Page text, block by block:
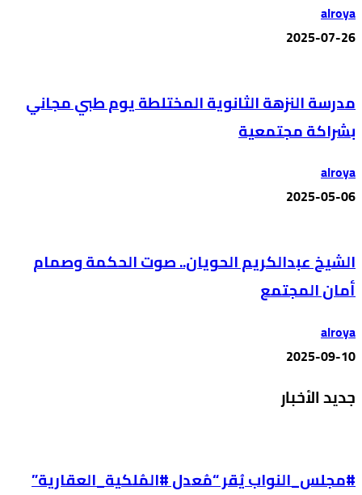
alroya
2025-07-26
مدرسة النزهة الثانوية المختلطة يوم طبي مجاني
بشراكة مجتمعية
alroya
2025-05-06
الشيخ عبدالكريم الحويان.. صوت الحكمة وصمام
أمان المجتمع
alroya
2025-09-10
جديد الأخبار
#مجلس_النواب يُقر “مُعدل #المُلكية_العقارية”